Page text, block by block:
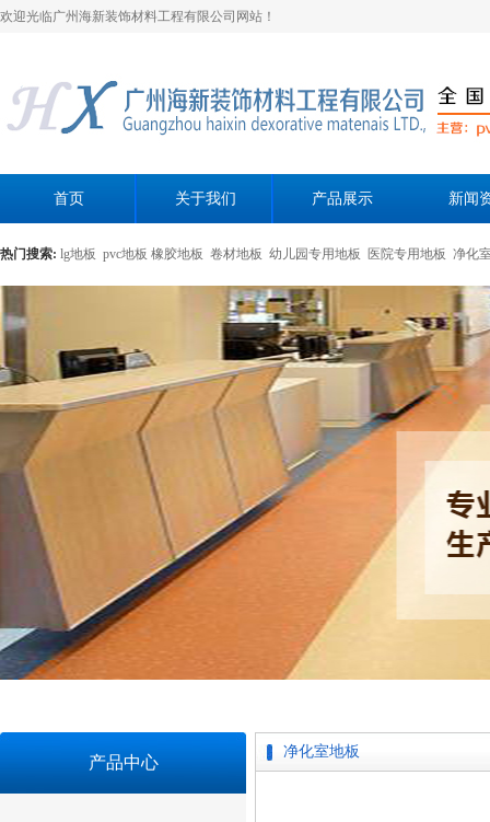
欢迎光临广州海新装饰材料工程有限公司网站！
首页 关于我们 产品展示 新闻
热门搜索: lg地板 pvc地板 橡胶地板 卷材地板 幼儿园专用地板 医院专用地板 净化
产品中心
净化室地板